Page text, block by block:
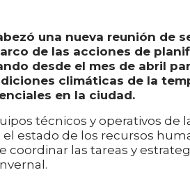
una nueva reunión de
de las acciones de
desde el mes de abril
climáticas de la
en la ciudad.
técnicos y operativos de
estado de los recursos
coordinar las tareas y